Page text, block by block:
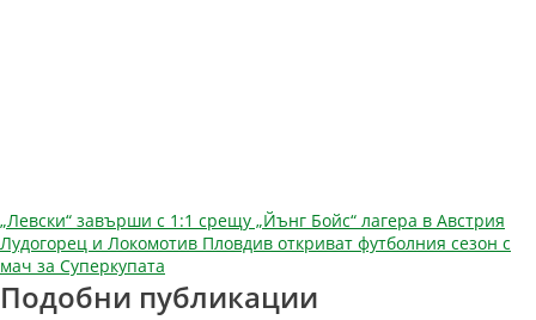
Навигация
„Левски“ завърши с 1:1 срещу „Йънг Бойс“ лагера в Австрия
Лудогорец и Локомотив Пловдив откриват футболния сезон с
мач за Суперкупата
Подобни публикации